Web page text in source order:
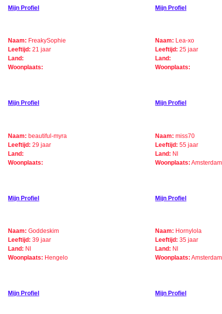
Mijn Profiel Mijn Profiel
Naam: FreakySophie
Leeftijd: 21 jaar
Land:
Woonplaats:
Mijn Profiel
Naam: Lea-xo
Leeftijd: 25 jaar
Land:
Woonplaats:
Mijn Profiel
Naam: beautiful-myra
Leeftijd: 29 jaar
Land:
Woonplaats:
Mijn Profiel
Naam: miss70
Leeftijd: 55 jaar
Land: Nl
Woonplaats: Amsterdam
Mijn Profiel
Naam: Goddeskim
Leeftijd: 39 jaar
Land: Nl
Woonplaats: Hengelo
Mijn Profiel
Naam: Hornylola
Leeftijd: 35 jaar
Land: Nl
Woonplaats: Amsterdam
Mijn Profiel